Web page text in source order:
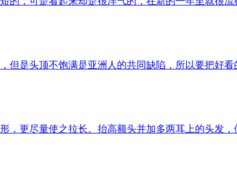
但是头顶不饱满是亚洲人的共同缺陷，所以要把好
更尽量使之拉长。抬高额头并加多两耳上的头发